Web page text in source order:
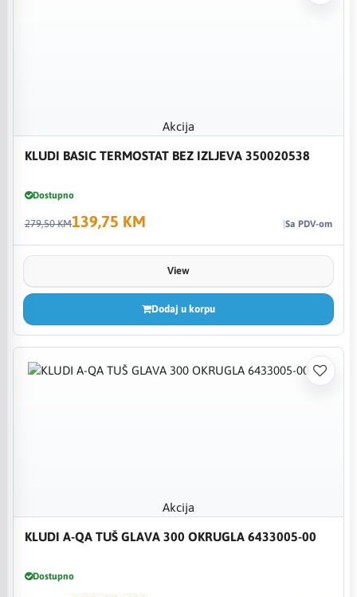
Akcija
KLUDI BASIC TERMOSTAT BEZ IZLJEVA 350020538
Dostupno
279,50 KM139,75 KM Sa PDV-om
View
Dodaj u korpu
Akcija
KLUDI A-QA TUŠ GLAVA 300 OKRUGLA 6433005-00
Dostupno